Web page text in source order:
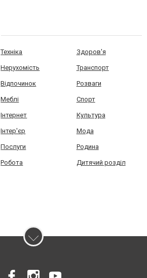
Техніка Здоров'я
Нерухомість Транспорт
Відпочинок Розваги
Меблі Спорт
Інтернет Культура
Інтер'єр Мода
Послуги Родина
Робота Дитячий розділ